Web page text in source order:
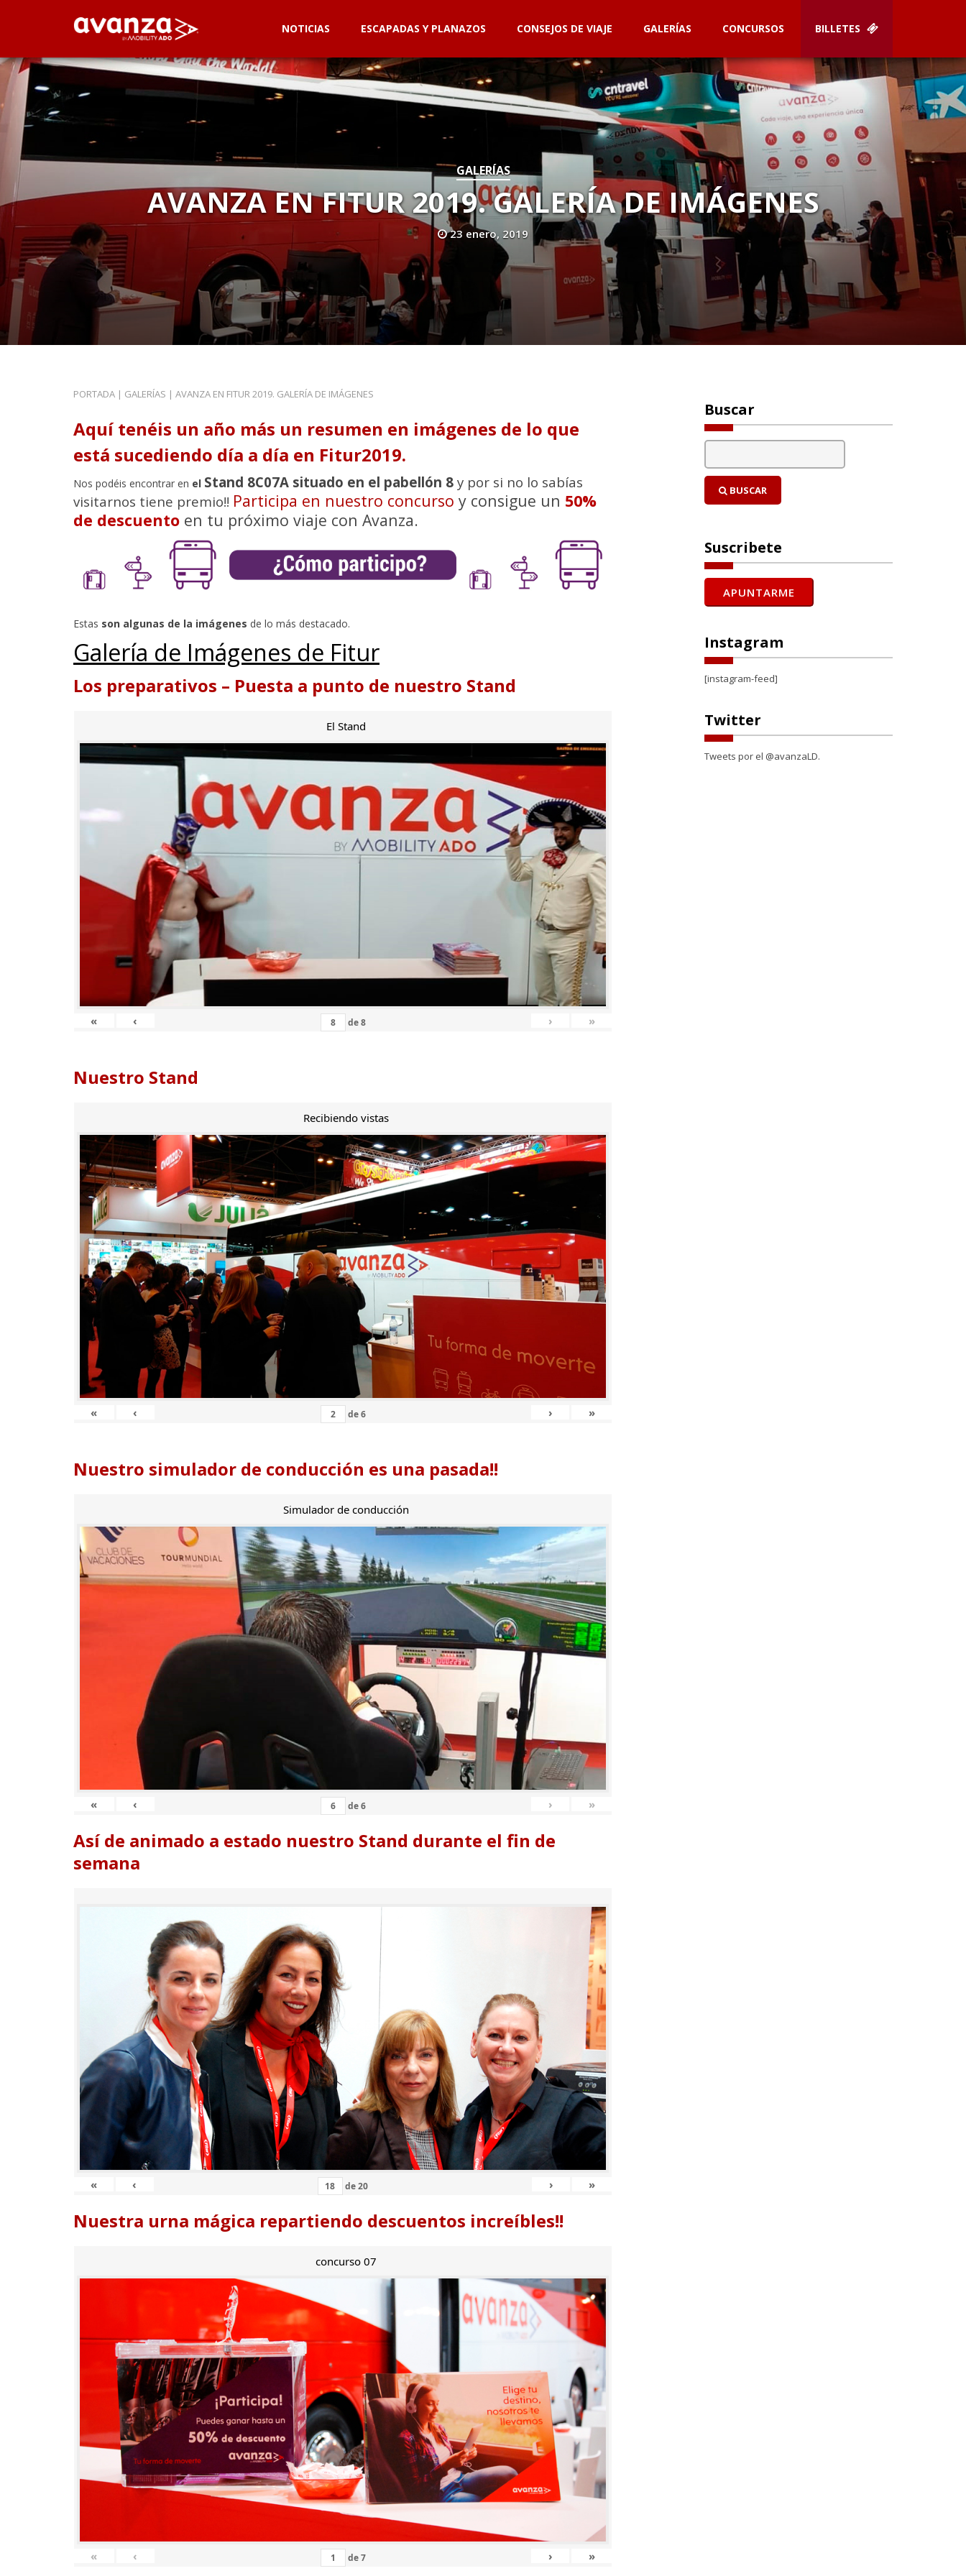
NOTICIAS ESCAPADAS Y PLANAZOS CONSEJOS DE VIAJE GALERÍAS CONCURSOS BILLETES
GALERÍAS
AVANZA EN FITUR 2019. GALERÍA DE IMÁGENES
23 enero, 2019
PORTADA | GALERÍAS | AVANZA EN FITUR 2019. GALERÍA DE IMÁGENES
Aquí tenéis un año más un resumen en imágenes de lo que
está sucediendo día a día en Fitur2019.
Nos podéis encontrar en el Stand 8C07A situado en el pabellón 8 y por si no lo sabías
visitarnos tiene premio!! Participa en nuestro concurso y consigue un 50%
de descuento en tu próximo viaje con Avanza.
Estas son algunas de la imágenes de lo más destacado.
Galería de Imágenes de Fitur
Los preparativos – Puesta a punto de nuestro Stand
El Stand
« ‹ de8 › »
Nuestro Stand
Recibiendo vistas
« ‹ de6 › »
Nuestro simulador de conducción es una pasada!!
Simulador de conducción
« ‹ de6 › »
Así de animado a estado nuestro Stand durante el fin de
semana
« ‹ de20 › »
Nuestra urna mágica repartiendo descuentos increíbles!!
concurso 07
« ‹ de7 › »
Buscar
BUSCAR
Suscribete
Instagram
[instagram-feed]
Twitter
Tweets por el @avanzaLD.